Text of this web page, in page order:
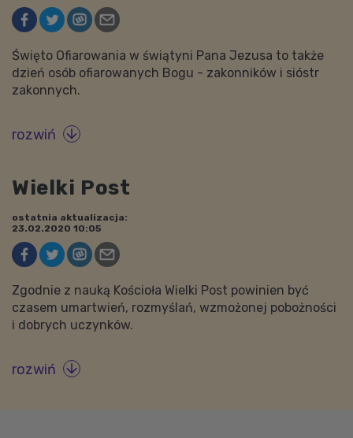
Święto Ofiarowania w świątyni Pana Jezusa to także
dzień osób ofiarowanych Bogu - zakonników i sióstr
zakonnych.
rozwiń 
Wielki Post
ostatnia aktualizacja:
23.02.2020 10:05
Zgodnie z nauką Kościoła Wielki Post powinien być
czasem umartwień, rozmyślań, wzmożonej pobożności
i dobrych uczynków.
rozwiń 